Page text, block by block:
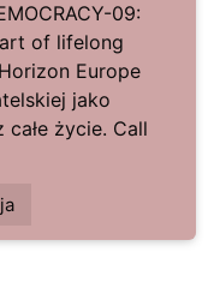
09:
of lifelong
Europe
jako
życie. Call